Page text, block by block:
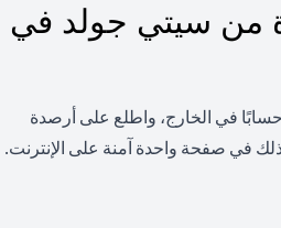
من سيتي جولد في
في الخارج، واطلع على أرصدة
في صفحة واحدة آمنة على الإنترنت.